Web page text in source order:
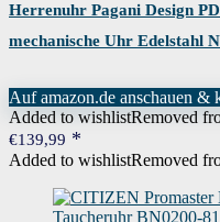
Herrenuhr Pagani Design
mechanische Uhr Edelstahl
Auf amazon.de anschauen &
Added to wishlistRemoved
€139,99
Added to wishlistRemoved